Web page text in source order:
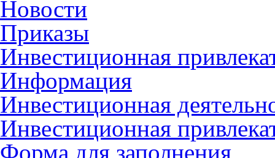
Новости
Приказы
Инвестиционная
Информация
Инвестиционная
Инвестиционная
Форма для заполнения